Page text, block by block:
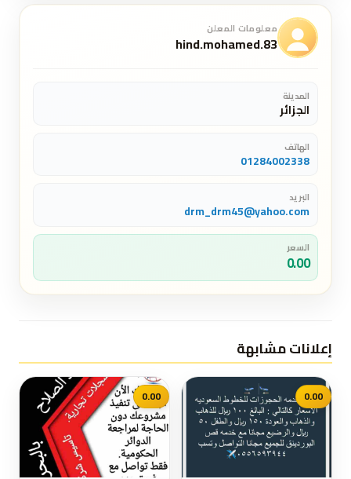
معلومات المعلن
hind.mohamed.83
المدينة
الجزائر
الهاتف
01284002338
البريد
drm_drm45@yahoo.com
السعر
0.00
إعلانات مشابهة
0.00
0.00